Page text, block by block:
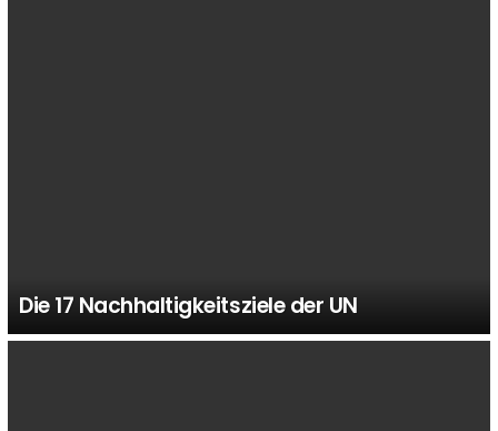
Die 17 Nachhaltigkeitsziele der UN